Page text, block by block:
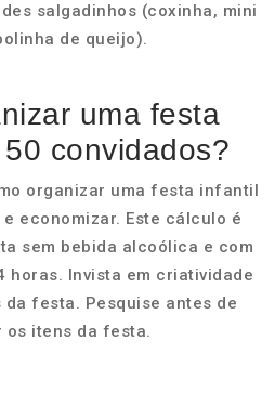
salgadinhos (coxinha, mini
de queijo).
uma festa
convidados?
organizar uma festa infantil
economizar. Este cálculo é
sem bebida alcoólica e com
horas. Invista em criatividade
da festa. Pesquise antes de
os itens da festa.